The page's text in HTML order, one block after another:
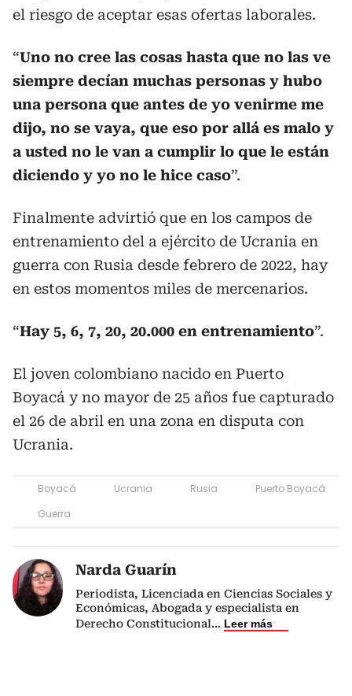
el riesgo de aceptar esas ofertas laborales.
“Uno no cree las cosas hasta que no las ve
siempre decían muchas personas y hubo
una persona que antes de yo venirme me
dijo, no se vaya, que eso por allá es malo y
a usted no le van a cumplir lo que le están
diciendo y yo no le hice caso”.
Finalmente advirtió que en los campos de
entrenamiento del a ejército de Ucrania en
guerra con Rusia desde febrero de 2022, hay
en estos momentos miles de mercenarios.
“Hay 5, 6, 7, 20, 20.000 en entrenamiento”.
El joven colombiano nacido en Puerto
Boyacá y no mayor de 25 años fue capturado
el 26 de abril en una zona en disputa con
Ucrania.
Boyacá Ucrania Rusia
Puerto Boyacá
Guerra
Narda Guarín
Periodista, Licenciada en Ciencias Sociales y
Económicas, Abogada y especialista en
Derecho Constitucional... Leer más